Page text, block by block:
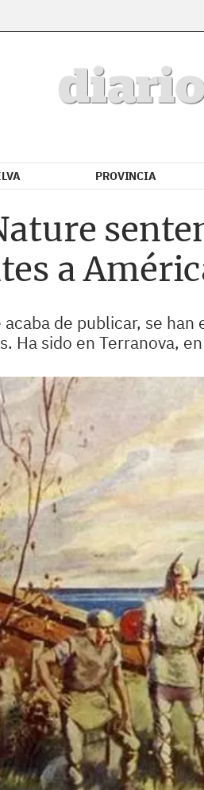
PROVINCIA
a
de publicar, se
Ha sido en Terranova,